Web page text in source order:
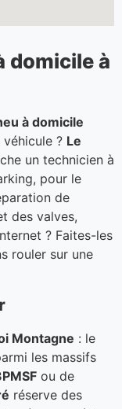
domicile à
à domicile
? Le
un technicien à
pour le
de
des valves,
? Faites-les
rouler sur une
Montagne : le
les massifs
ou de
réserve des